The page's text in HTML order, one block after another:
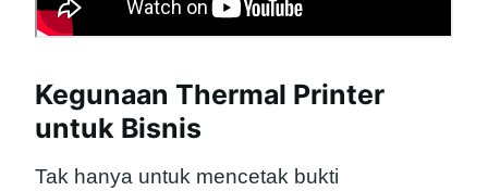
Kegunaan Thermal Printer
untuk Bisnis
Tak hanya untuk mencetak bukti